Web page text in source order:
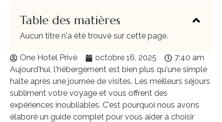
Table des matières
Aucun titre n'a été trouvé sur cette page.
One Hotel Privé octobre 16, 2025
7:40 am
Aujourd'hui, l'hébergement est bien plus qu'une simple
halte après une journée de visites. Les meilleurs séjours
subliment votre voyage et vous offrent des
expériences inoubliables. C'est pourquoi nous avons
élaboré un guide complet pour vous aider à choisir